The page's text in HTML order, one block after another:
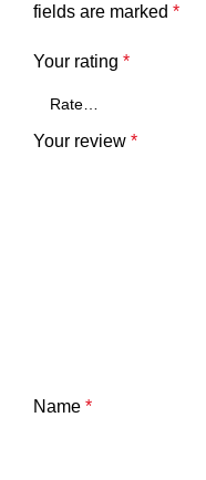
fields are marked *
Your rating *
Your review *
Name *